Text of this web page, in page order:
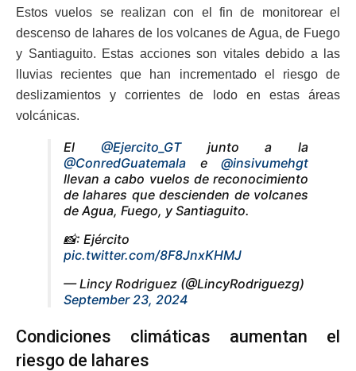
Estos vuelos se realizan con el fin de monitorear el
descenso de lahares de los volcanes de Agua, de Fuego
y Santiaguito. Estas acciones son vitales debido a las
lluvias recientes que han incrementado el riesgo de
deslizamientos y corrientes de lodo en estas áreas
volcánicas.
El @Ejercito_GTjunto a la
@ConredGuatemala e @insivumehgt
llevan a cabo vuelos de reconocimiento
de lahares que descienden de volcanes
de Agua, Fuego, y Santiaguito.
📸: Ejército
pic.twitter.com/8F8JnxKHMJ
— Lincy Rodriguez (@LincyRodriguezg)
September 23, 2024
Condiciones climáticas aumentan el
riesgo de lahares